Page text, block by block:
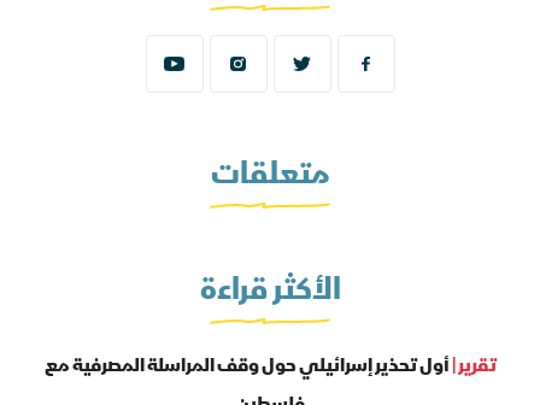
متعلقات
الأكثر قراءة
تقرير |أول تحذير إسرائيلي حول وقف المراسلة المصرفية مع